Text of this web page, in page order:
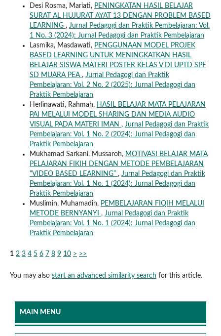
Desi Rosma, Mariati, PENINGKATAN HASIL BELAJAR
SURAT AL HUJURAT AYAT 13 DENGAN PROBLEM BASED
LEARNING , Jurnal Pedagogi dan Praktik Pembelajaran: Vol.
1 No. 3 (2024): Jurnal Pedagogi dan Praktik Pembelajaran
Lasmika, Masdawati, PENGGUNAAN MODEL PROJEK
BASED LEARNING UNTUK MENINGKATKAN HASIL
BELAJAR SISWA MATERI POSTER KELAS V DI UPTD SPF
SD MUARA PEA , Jurnal Pedagogi dan Praktik
Pembelajaran: Vol. 2 No. 2 (2025): Jurnal Pedagogi dan
Praktik Pembelajaran
Herlinawati, Rahmah, HASIL BELAJAR MATA PELAJARAN
PAI MELALUI MODEL SHARING DAN MEDIA AUDIO
VISUAL PADA MATERI IMAN , Jurnal Pedagogi dan Praktik
Pembelajaran: Vol. 1 No. 2 (2024): Jurnal Pedagogi dan
Praktik Pembelajaran
Mukhamad Sarkani, Mussaroh, MOTIVASI BELAJAR MATA
PELAJARAN FIKIH DENGAN METODE PEMBELAJARAN
“VIDEO BASED LEARNING” , Jurnal Pedagogi dan Praktik
Pembelajaran: Vol. 1 No. 1 (2024): Jurnal Pedagogi dan
Praktik Pembelajaran
Muslimin, Muhamadin, PEMBELAJARAN FIQIH MELALUI
METODE BERNYANYI , Jurnal Pedagogi dan Praktik
Pembelajaran: Vol. 1 No. 1 (2024): Jurnal Pedagogi dan
Praktik Pembelajaran
1 2 3 4 5 6 7 8 9 10 > >>
You may also start an advanced similarity search for this article.
MAIN MENU